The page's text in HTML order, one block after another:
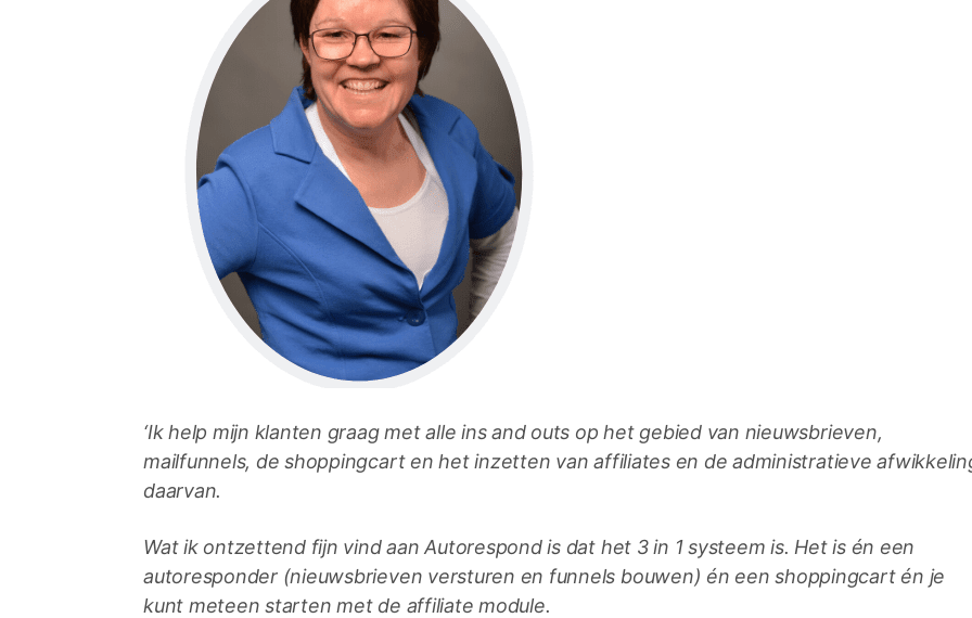
‘Ik help mijn klanten graag met alle ins and outs op het gebied van nieuwsbrieven,
mailfunnels, de shoppingcart en het inzetten van affiliates en de administratieve
daarvan.
Wat ik ontzettend fijn vind aan Autorespond is dat het 3 in 1 systeem is. Het is én een
autoresponder (nieuwsbrieven versturen en funnels bouwen) én een shoppingcart én je
kunt meteen starten met de affiliate module.